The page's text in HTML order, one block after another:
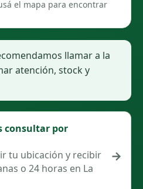
el mapa para encontrar
llamar a la
atención, stock y
consultar por
tu ubicación y recibir
o 24 horas en La
→